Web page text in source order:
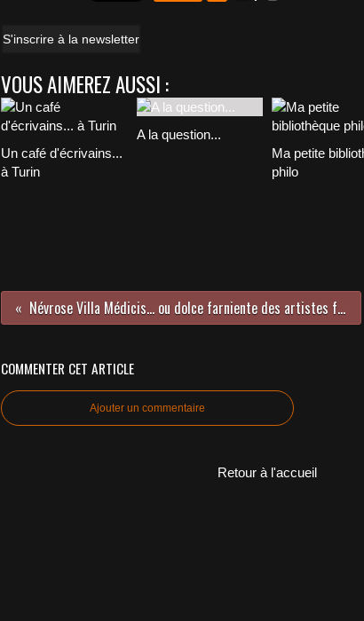
S'inscrire à la newsletter
VOUS AIMEREZ AUSSI :
Un café d'écrivains...
à Turin
A la question...
Ma petite
philo
Névrose Villa Médicis... ou dolce farniente des artistes français à Rome ?
COMMENTER CET ARTICLE
Ajouter un commentaire
Retour à l'accueil